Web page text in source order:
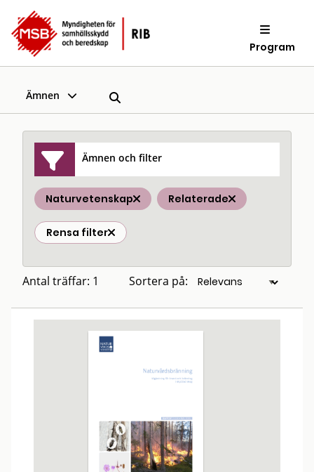
Program
Ämnen
Ämnen och filter
Naturvetenskap Relaterade
Rensa filter
Antal träffar: 1 Sortera på: